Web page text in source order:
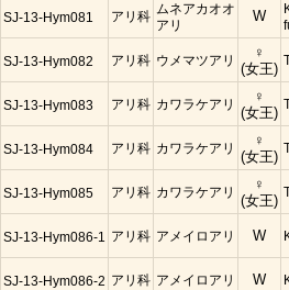
SJ-13-Hym081 アリ科 ムネアカオオ
アリ
W
SJ-13-Hym082 アリ科 ウメマツアリ
♀
(女王)
SJ-13-Hym083 アリ科 カワラケアリ
♀
(女王)
SJ-13-Hym084 アリ科 カワラケアリ
♀
(女王)
SJ-13-Hym085 アリ科 カワラケアリ
♀
(女王)
SJ-13-Hym086-1 アリ科 アメイロアリ W
SJ-13-Hym086-2 アリ科 アメイロアリ W